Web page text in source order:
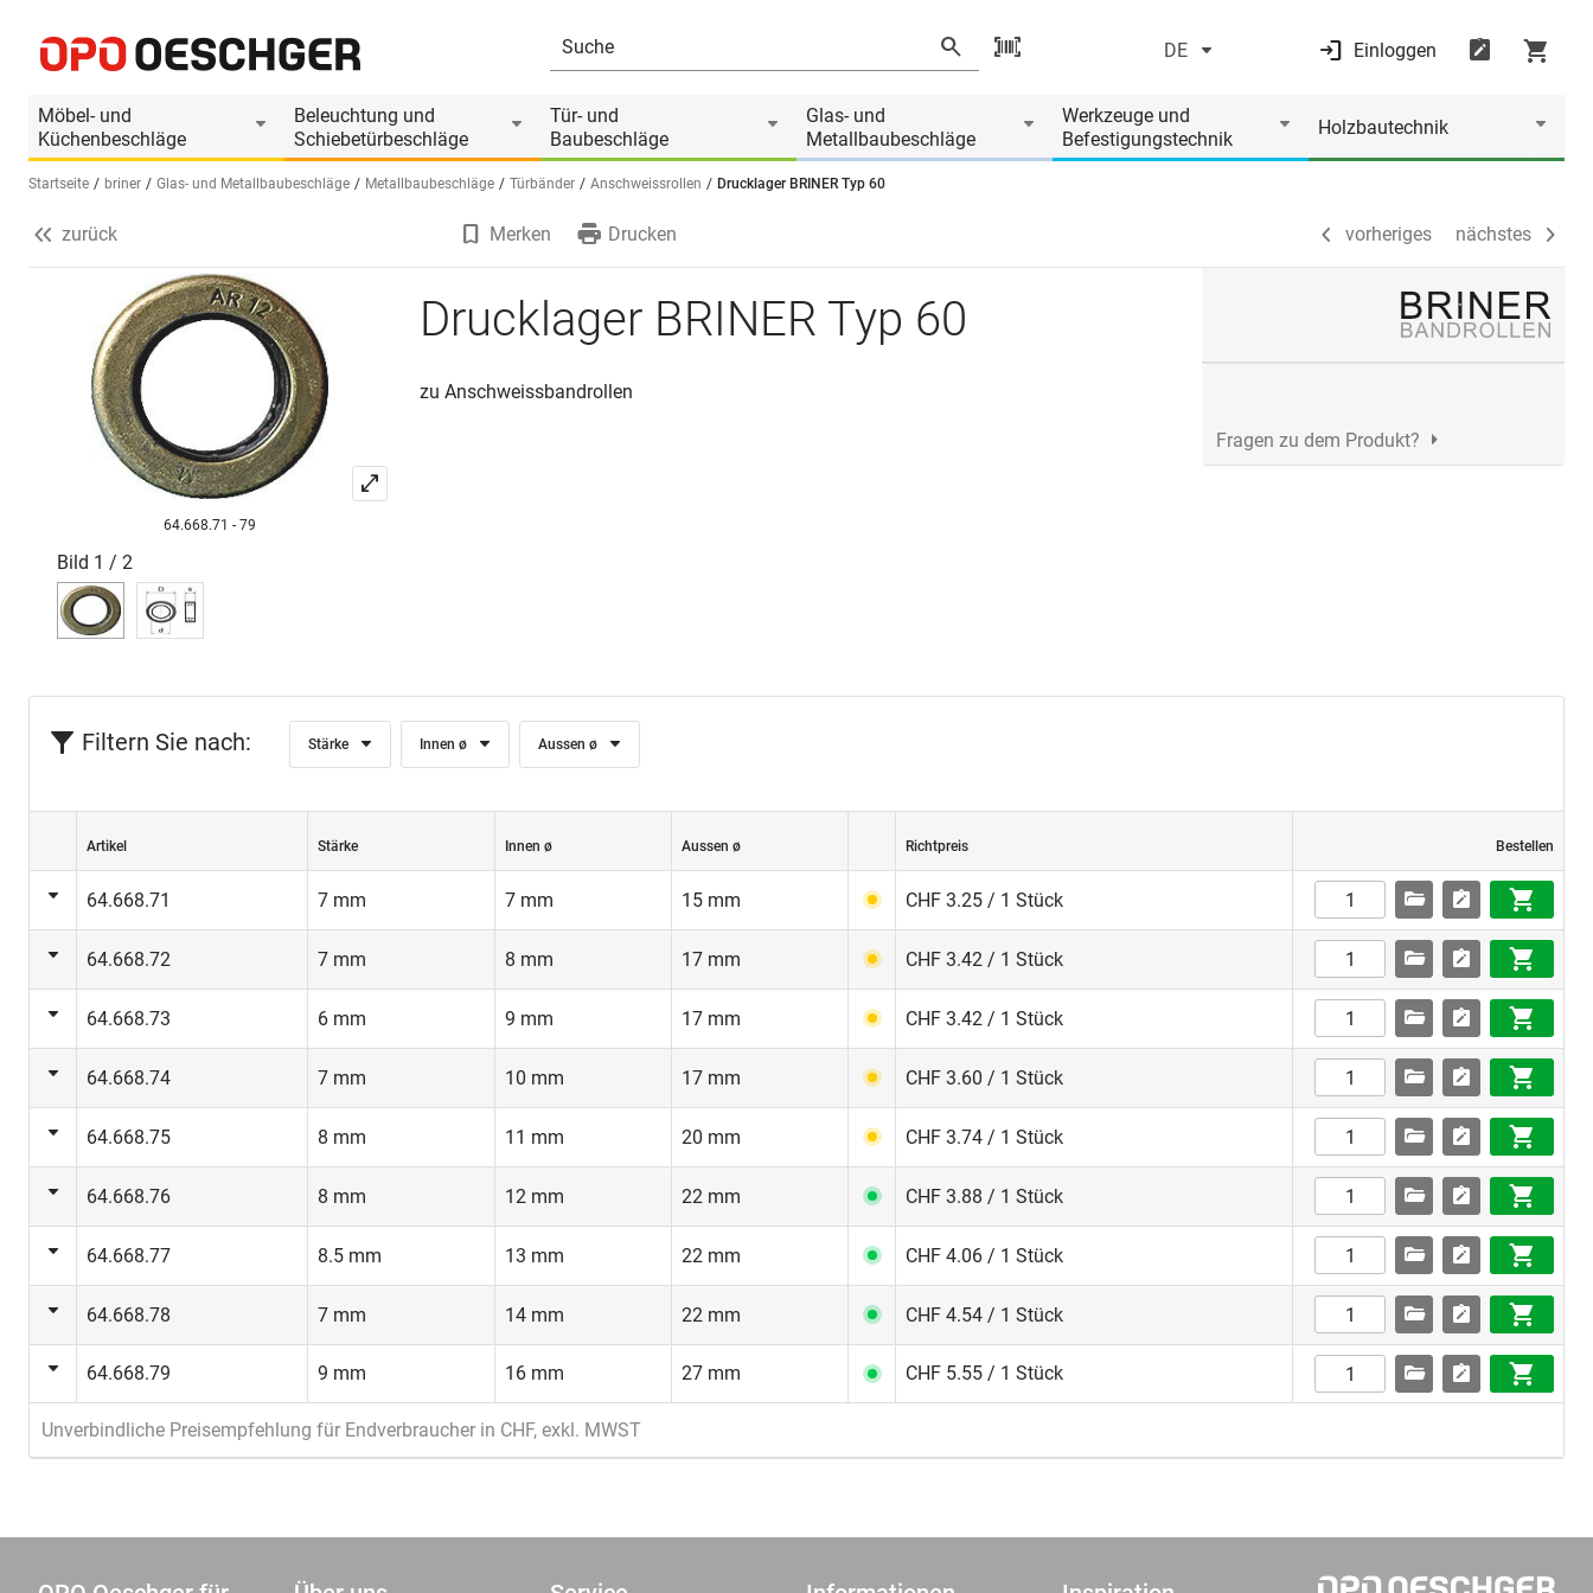
DE Einloggen
Möbel- und
Küchenbeschläge
Beleuchtung und
Schiebetürbeschläge
Tür- und
Baubeschläge
Glas- und
Metallbaubeschläge
Werkzeuge und
Befestigungstechnik
Holzbautechnik
Sprache wählen (DE)
Startseite briner Glas- und Metallbaubeschläge Metallbaubeschläge Türbänder Anschweissrollen Drucklager BRINER Typ 60
Produktinformationen
vorheriges nächstes
zurück Merken Drucken vorheriges nächstes
64.668.71 - 79
Bild 1 / 2
Drucklager BRINER Typ 60
zu Anschweissbandrollen
Fragen zu dem Produkt?
Filtern Sie nach: Stärke Innen ø Aussen ø
Artikel Stärke Innen ø Aussen ø Richtpreis Bestellen
64.668.71 7 mm 7 mm 15 mm CHF 3.25 / 1 Stück
64.668.72 7 mm 8 mm 17 mm CHF 3.42 / 1 Stück
64.668.73 6 mm 9 mm 17 mm CHF 3.42 / 1 Stück
64.668.74 7 mm 10 mm 17 mm CHF 3.60 / 1 Stück
64.668.75 8 mm 11 mm 20 mm CHF 3.74 / 1 Stück
64.668.76 8 mm 12 mm 22 mm CHF 3.88 / 1 Stück
64.668.77 8.5 mm 13 mm 22 mm CHF 4.06 / 1 Stück
64.668.78 7 mm 14 mm 22 mm CHF 4.54 / 1 Stück
64.668.79 9 mm 16 mm 27 mm CHF 5.55 / 1 Stück
Unverbindliche Preisempfehlung für Endverbraucher in CHF, exkl. MWST